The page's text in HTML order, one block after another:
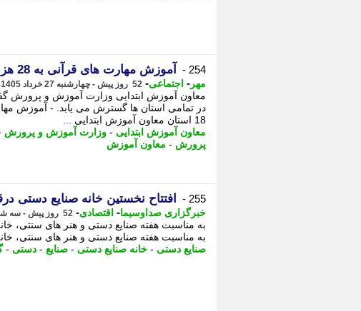
254 - آموزش مهارت های قرآنی به 28 هزار معلم ابتدایی در 18 استان
مهر - اجتماعی- 52 روز پیش - چهارشنبه 27 خرداد 1405، 09:45
معاون آموزش ابتدایی وزارت آموزش و پرورش
18 استان معاون آموزش ابتدایی ...
معاون آموزش ابتدایی - وزارت آموزش و پرورش
پرورش - معاون آموزش
255 - افتتاح نخستین خانه صنایع دستی
خبرگزاری صداوسیما- اقتصادی- 52 روز پیش - سه شنبه 26 خرداد 1405، 19:15
به مناسبت هفته صنایع دستی و هنر های سنتی،
به مناسبت هفته صنایع دستی و هنر های سنتی،
صنایع دستی - خانه صنایع دستی - صنایع - دستی -